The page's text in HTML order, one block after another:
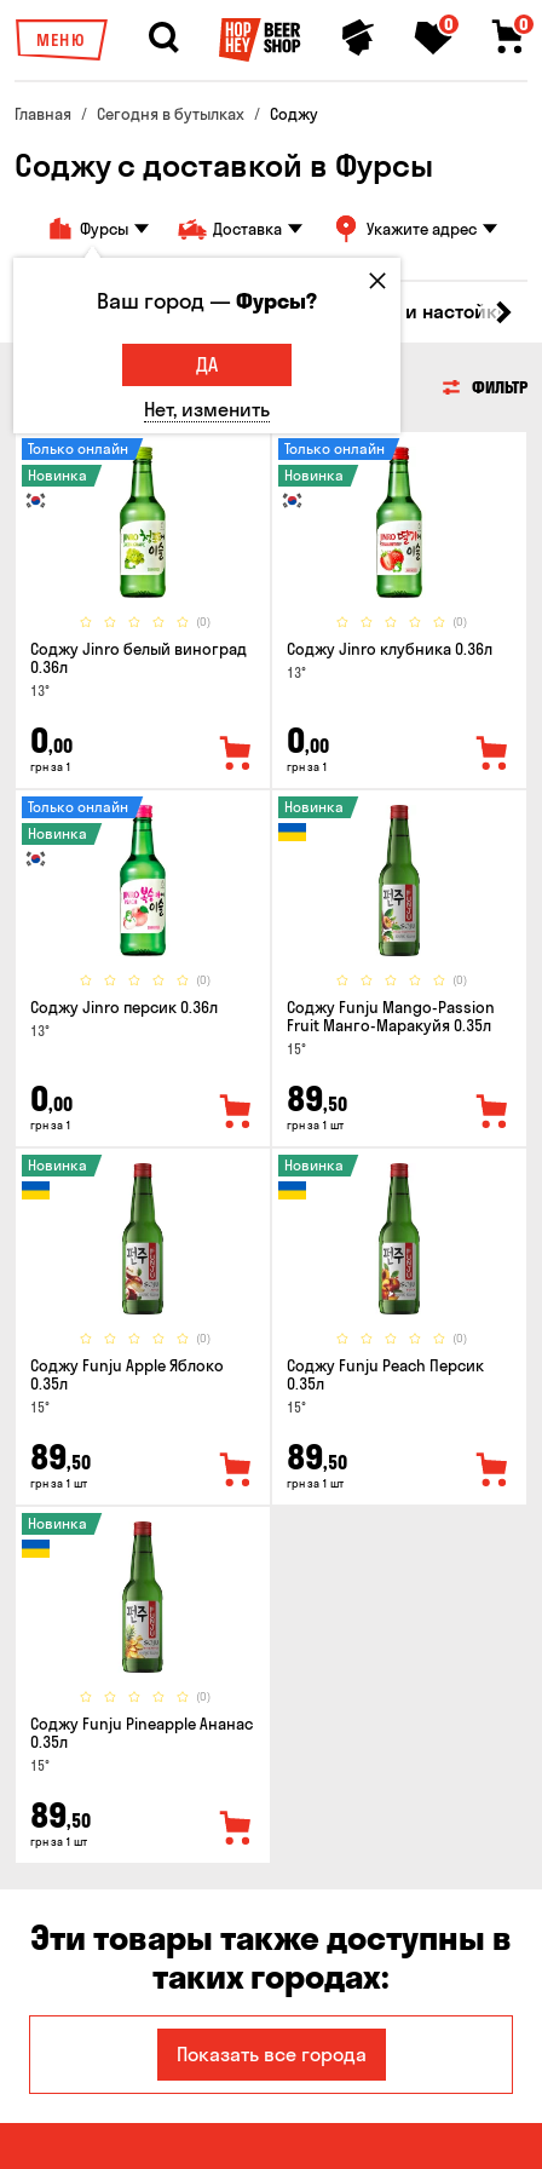
МЕНЮ
0 0
Главная Сегодня в бутылках Соджу
Соджу с доставкой в Фурсы
Фурсы Доставка Укажите адрес
Коктейли Соджу Ликеры и настойки
ФИЛЬТР
(0)
Только онлайн
Новинка
Соджу Jinro белый виноград
0.36л
13°
0,00
грн за 1
(0)
Только онлайн
Новинка
Соджу Jinro клубника 0.36л
13°
0,00
грн за 1
(0)
Только онлайн
Новинка
Соджу Jinro персик 0.36л
13°
0,00
грн за 1
(0)
Новинка
Соджу Funju Mango-Passion
Fruit Манго-Маракуйя 0.35л
15°
89,50
грн за 1 шт
(0)
Новинка
Соджу Funju Apple Яблоко
0.35л
15°
89,50
грн за 1 шт
(0)
Новинка
Соджу Funju Peach Персик
0.35л
15°
89,50
грн за 1 шт
(0)
Новинка
Соджу Funju Pineapple Ананас
0.35л
15°
89,50
грн за 1 шт
Эти товары также доступны в
таких городах:
Авангард
Бабурка Балабино
Показать все города
Ваш город —Фурсы?
ДА
Нет, изменить